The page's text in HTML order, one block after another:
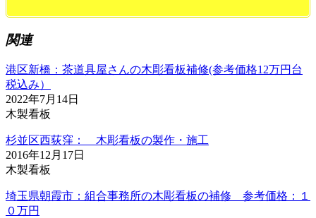
関連
港区新橋：茶道具屋さんの木彫看板補修(参考価格12万円台
税込み）
2022年7月14日
木製看板
杉並区西荻窪： 木彫看板の製作・施工
2016年12月17日
木製看板
埼玉県朝霞市：組合事務所の木彫看板の補修 参考価格：１
０万円